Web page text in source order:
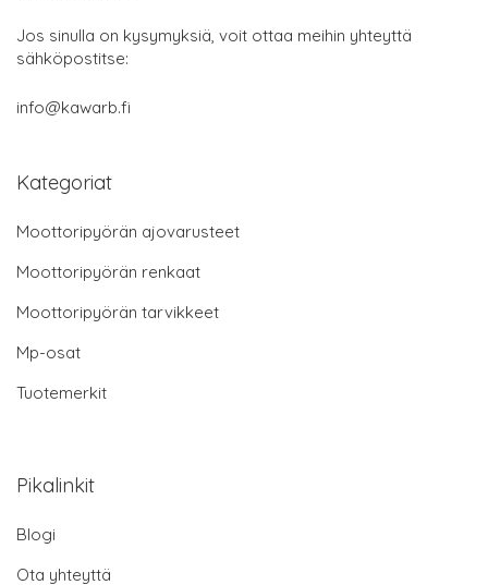
Jos sinulla on kysymyksiä, voit ottaa meihin yhteyttä
sähköpostitse:
info@kawarb.fi
Kategoriat
Moottoripyörän ajovarusteet
Moottoripyörän renkaat
Moottoripyörän tarvikkeet
Mp-osat
Tuotemerkit
Pikalinkit
Blogi
Ota yhteyttä